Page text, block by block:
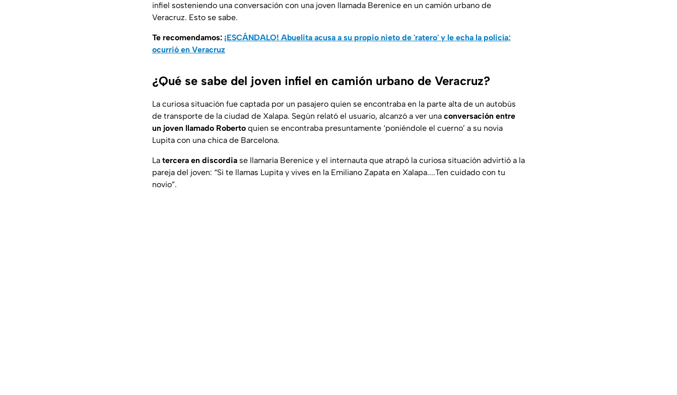
infiel sosteniendo una conversación con una joven llamada Berenice en un camión urbano de
Veracruz. Esto se sabe.
Te recomendamos: ¡ESCÁNDALO! Abuelita acusa a su propio nieto de 'ratero' y le echa la policía;
ocurrió en Veracruz
¿Qué se sabe del joven infiel en camión urbano de Veracruz?
La curiosa situación fue captada por un pasajero quien se encontraba en la parte alta de un autobús
de transporte de la ciudad de Xalapa. Según relató el usuario, alcanzó a ver una conversación entre
un joven llamado Roberto quien se encontraba presuntamente ‘poniéndole el cuerno’ a su novia
Lupita con una chica de Barcelona.
La tercera en discordia se llamaría Berenice y el internauta que atrapó la curiosa situación advirtió a la
pareja del joven: “Si te llamas Lupita y vives en la Emiliano Zapata en Xalapa....Ten cuidado con tu
novio”.